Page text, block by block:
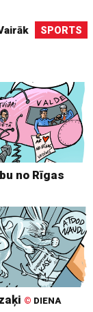
SPORTS
no Rīgas
© DIENA